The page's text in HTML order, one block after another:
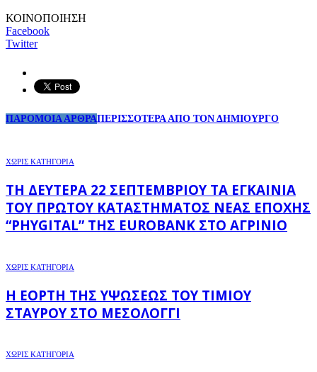
ΚΟΙΝΟΠΟΙΗΣΗ
Facebook
Twitter
ΠΑΡΟΜΟΙΑ ΑΡΘΡΑΠΕΡΙΣΣΟΤΕΡΑ ΑΠΟ ΤΟΝ ΔΗΜΙΟΥΡΓΟ
ΧΩΡΊΣ ΚΑΤΗΓΟΡΊΑ
ΤΗ ΔΕΥΤΈΡΑ 22 ΣΕΠΤΕΜΒΡΊΟΥ ΤΑ ΕΓΚΑΊΝΙΑ
ΤΟΥ ΠΡΏΤΟΥ ΚΑΤΑΣΤΉΜΑΤΟΣ ΝΈΑΣ ΕΠΟΧΉΣ
“PHYGITAL” ΤΗΣ EUROBANK ΣΤΟ ΑΓΡΊΝΙΟ
ΧΩΡΊΣ ΚΑΤΗΓΟΡΊΑ
Η ΕΟΡΤΉ ΤΗΣ ΥΨΏΣΕΩΣ ΤΟΥ ΤΙΜΊΟΥ
ΣΤΑΥΡΟΎ ΣΤΟ ΜΕΣΟΛΌΓΓΙ
ΧΩΡΊΣ ΚΑΤΗΓΟΡΊΑ